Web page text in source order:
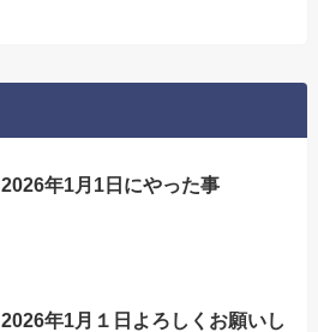
2026年1月1日にやった事
2026年1月１日よろしくお願いし